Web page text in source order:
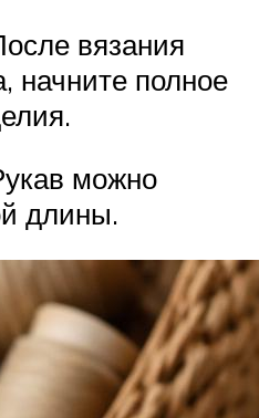
вязания
начните полное
можно
длины.